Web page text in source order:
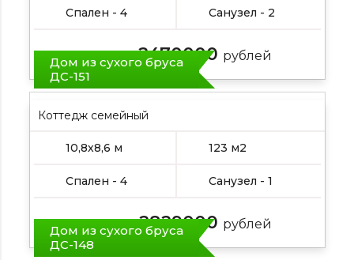
Спален - 4 Санузел - 2
Цена от: 2470000 рублей
Дом из сухого бруса
ДС-151
Коттедж семейный
10,8х8,6 м 123 м2
Спален - 4 Санузел - 1
Цена от: 2829000 рублей
Дом из сухого бруса
ДС-148